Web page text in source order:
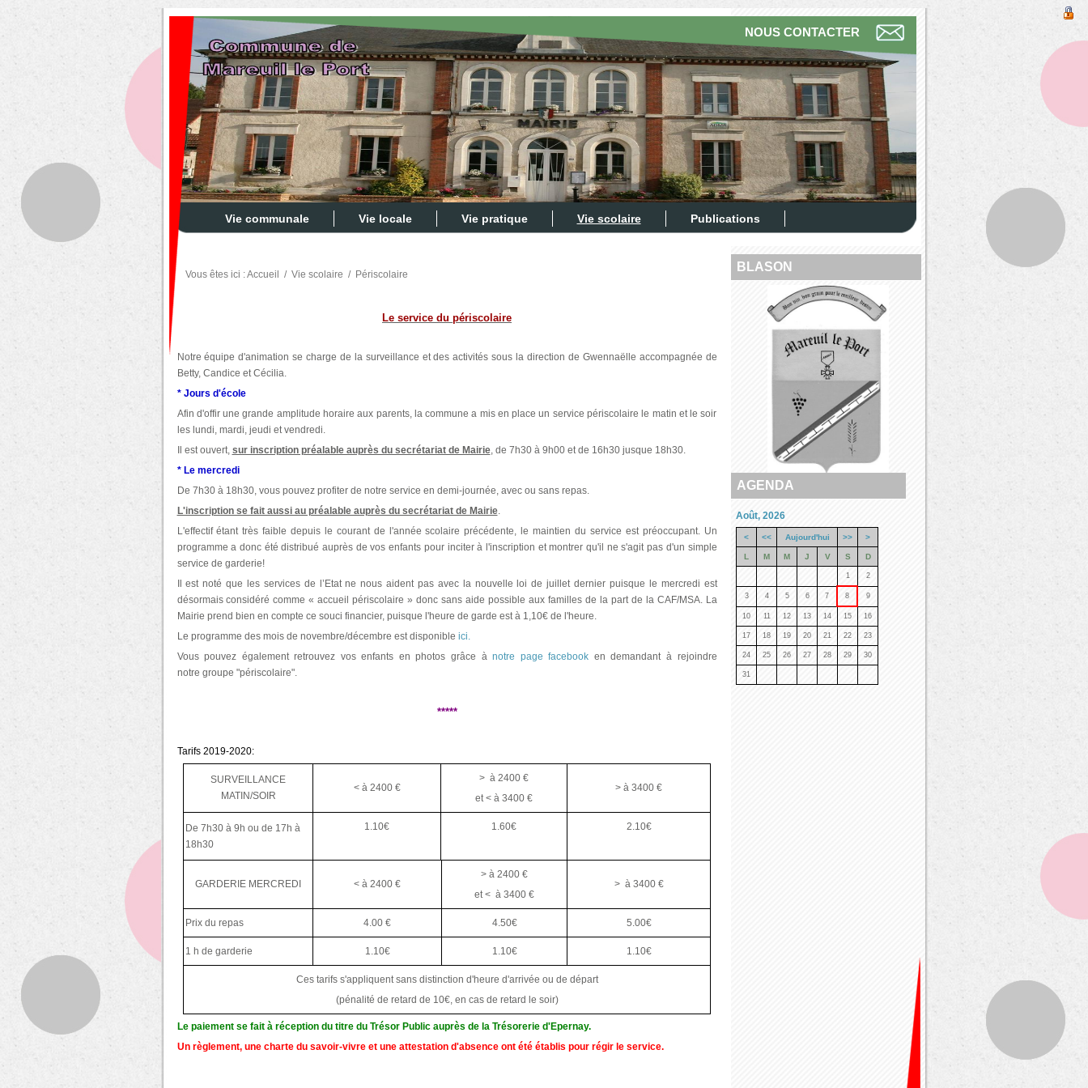
NOUS CONTACTER
Vie communale Vie locale Vie pratique Vie scolaire Publications
Vous êtes ici :Accueil / Vie scolaire / Périscolaire
Le service du périscolaire
Notre équipe d'animation se charge de la surveillance et des activités sous la direction de Gwennaëlle accompagnée de
Betty, Candice et Cécilia.
* Jours d'école
Afin d'offir une grande amplitude horaire aux parents, la commune a mis en place un service périscolaire le matin et le soir
les lundi, mardi, jeudi et vendredi.
Il est ouvert, sur inscription préalable auprès du secrétariat de Mairie, de 7h30 à 9h00 et de 16h30 jusque 18h30.
* Le mercredi
De 7h30 à 18h30, vous pouvez profiter de notre service en demi-journée, avec ou sans repas.
L'inscription se fait aussi au préalable auprès du secrétariat de Mairie.
L'effectif étant très faible depuis le courant de l'année scolaire précédente, le maintien du service est préoccupant. Un
programme a donc été distribué auprès de vos enfants pour inciter à l'inscription et montrer qu'il ne s'agit pas d'un simple
service de garderie!
Il est noté que les services de l’Etat ne nous aident pas avec la nouvelle loi de juillet dernier puisque le mercredi est
désormais considéré comme « accueil périscolaire » donc sans aide possible aux familles de la part de la CAF/MSA. La
Mairie prend bien en compte ce souci financier, puisque l'heure de garde est à 1,10€ de l'heure.
Le programme des mois de novembre/décembre est disponible ici.
Vous pouvez également retrouvez vos enfants en photos grâce ànotre page facebook en demandant à rejoindre
notre groupe "périscolaire".
*****
Tarifs 2019-2020:
SURVEILLANCE
MATIN/SOIR
< à 2400 €
> à 2400 €
et < à 3400 €
> à 3400 €
De 7h30 à 9h ou de 17h à
18h30
1.10€ 1.60€ 2.10€
GARDERIE MERCREDI < à 2400 €
> à 2400 €
et < à 3400 €
> à 3400 €
Prix du repas 4.00 € 4.50€ 5.00€
1 h de garderie 1.10€ 1.10€ 1.10€
Ces tarifs s'appliquent sans distinction d'heure d'arrivée ou de départ
(pénalité de retard de 10€, en cas de retard le soir)
Le paiement se fait à réception du titre du Trésor Public auprès de la Trésorerie d'Epernay.
Un règlement, une charte du savoir-vivre et une attestation d'absence ont été établis pour régir le service.
BLASON
AGENDA
Août, 2026
< << Aujourd'hui >> >
L M M J V S D
1 2
3 4 5 6 7 8 9
10 11 12 13 14 15 16
17 18 19 20 21 22 23
24 25 26 27 28 29 30
31